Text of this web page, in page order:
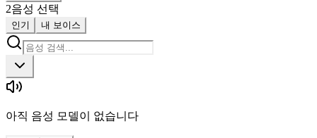
2음성 선택
인기 내 보이스
아직 음성 모델이 없습니다